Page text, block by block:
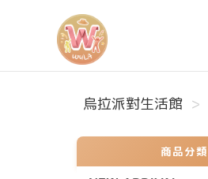
烏拉派對生活館
烏拉派對生活館
商品分類